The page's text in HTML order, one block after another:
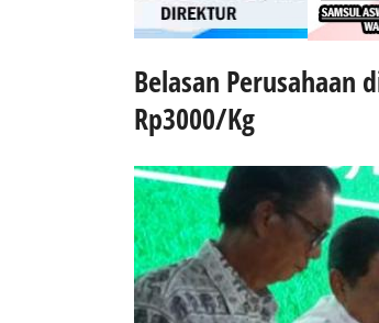
Belasan Perusahaan
Rp3000/Kg